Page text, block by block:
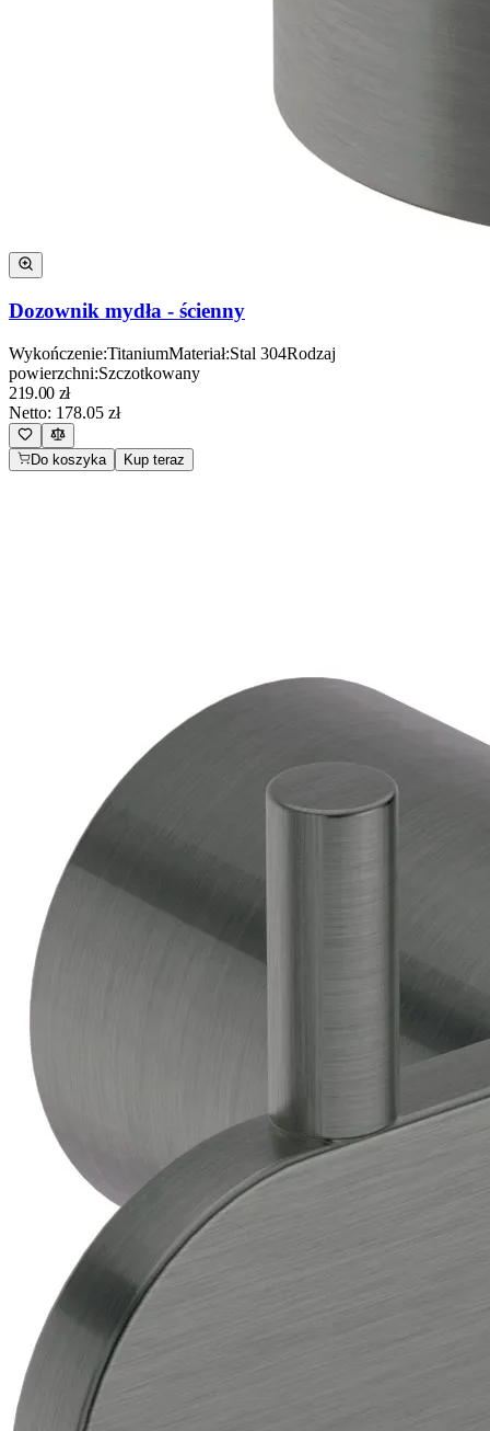
Dozownik mydła - ścienny
Wykończenie:TitaniumMateriał:Stal 304Rodzaj
powierzchni:Szczotkowany
219.00 zł
Netto: 178.05 zł
Do koszyka Kup teraz